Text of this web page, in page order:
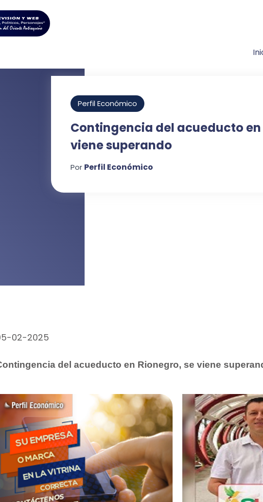
Perfil Económico
Contingencia del acueducto en
viene superando
Por Perfil Económico
02-2025
del acueducto en Rionegro, se viene